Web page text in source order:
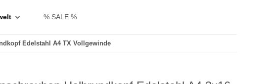
% SALE %
Edelstahl A4 TX Vollgewinde